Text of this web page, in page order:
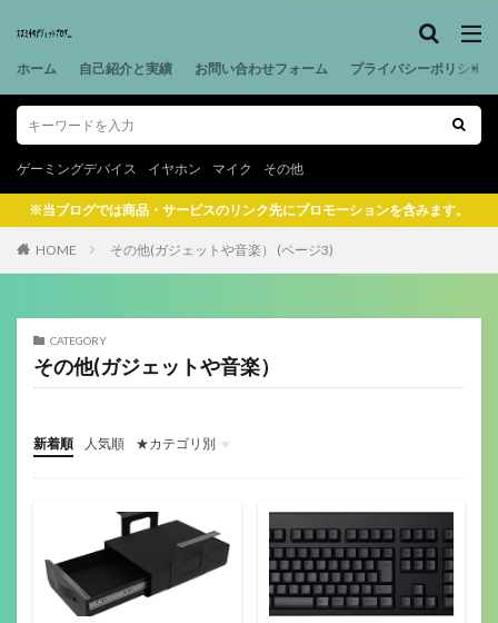
ホーム 自己紹介と実績 お問い合わせフォーム プライバシーポリシー
ゲーミングデバイス イヤホン マイク その他
※当ブログでは商品・サービスのリンク先にプロモーションを含みます。
HOME その他(ガジェットや音楽） (ページ3)
CATEGORY
その他(ガジェットや音楽）
新着順 人気順
★カテゴリ別
ゲーミングデバイス
ガジェット関係
その他(ガジェットや音楽）
音楽機材
マウス
キーボード
ヘッドセット
イヤホン
ゲーミングモニター
ヘッドホン
マイク
配信機材
ゲーミングパッド
ゲーミングチェア
サラウンドアンプ
マウスパッド
Webカメラ
スマートウォッチ
美容
フィットネス
ロボット掃除機
ボードゲーム